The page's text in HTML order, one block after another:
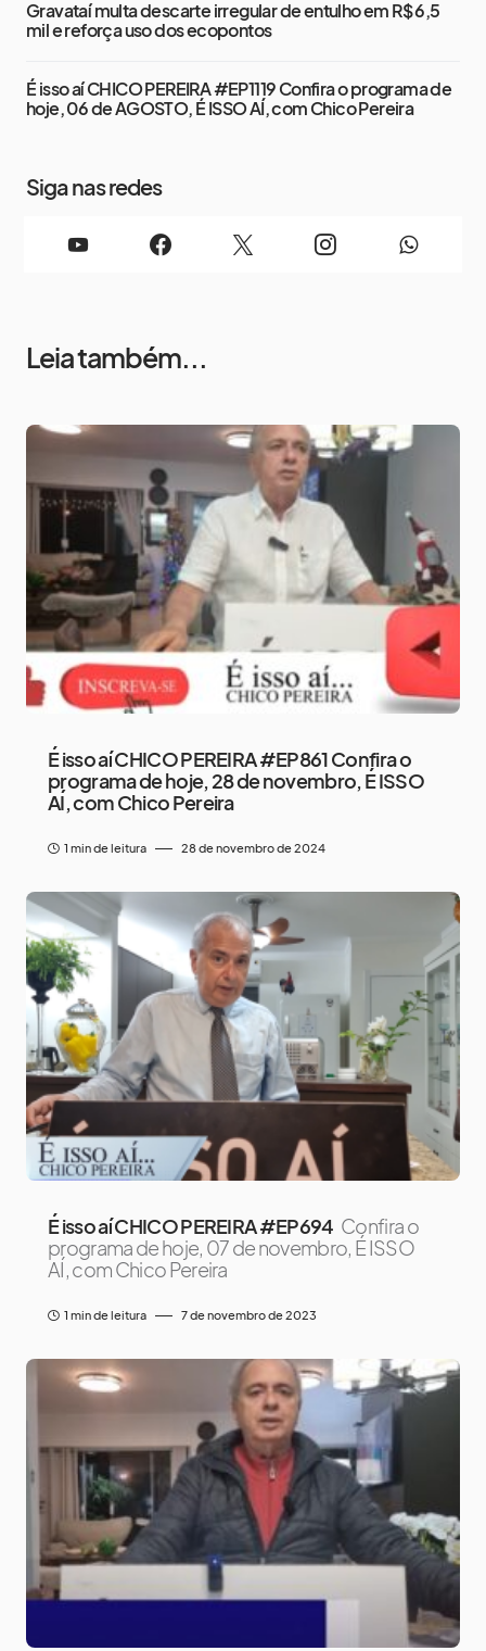
Gravataí multa descarte irregular de entulho em R$ 6,5
mil e reforça uso dos ecopontos
É isso aí CHICO PEREIRA #EP1119 Confira o programa de
hoje, 06 de AGOSTO, É ISSO AÍ, com Chico Pereira
Siga nas redes
Leia também...
É isso aí CHICO PEREIRA #EP861 Confira o
programa de hoje, 28 de novembro, É ISSO
AÍ, com Chico Pereira
1 min de leitura 28 de novembro de 2024
É isso aí CHICO PEREIRA #EP694 Confira o
programa de hoje, 07 de novembro, É ISSO
AÍ, com Chico Pereira
1 min de leitura 7 de novembro de 2023